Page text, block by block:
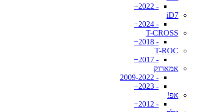
- 2022+
iD7
- 2024+
T-CROSS
- 2018+
T-ROC
- 2017+
אמארוק
- 2009-2022
- 2023+
אפ!
- 2012+